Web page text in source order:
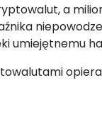
a
umiejętnemu